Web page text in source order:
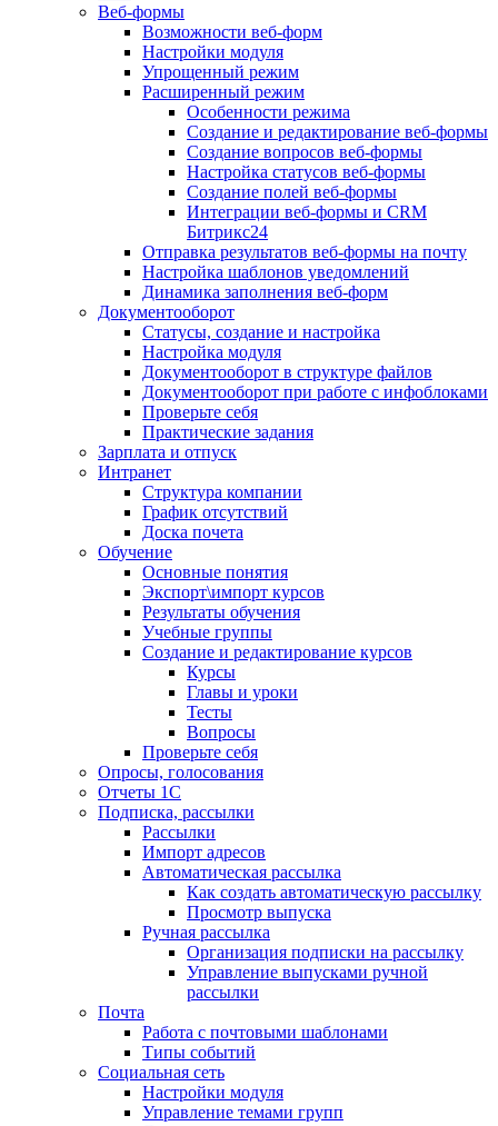
Веб-формы
Возможности веб-форм
Настройки модуля
Упрощенный режим
Расширенный режим
Особенности режима
Создание и редактирование веб-формы
Создание вопросов веб-формы
Настройка статусов веб-формы
Создание полей веб-формы
Интеграции веб-формы и CRM
Битрикс24
Отправка результатов веб-формы на почту
Настройка шаблонов уведомлений
Динамика заполнения веб-форм
Документооборот
Статусы, создание и настройка
Настройка модуля
Документооборот в структуре файлов
Документооборот при работе с инфоблоками
Проверьте себя
Практические задания
Зарплата и отпуск
Интранет
Структура компании
График отсутствий
Доска почета
Обучение
Основные понятия
Экспорт\импорт курсов
Результаты обучения
Учебные группы
Создание и редактирование курсов
Курсы
Главы и уроки
Тесты
Вопросы
Проверьте себя
Опросы, голосования
Отчеты 1С
Подписка, рассылки
Рассылки
Импорт адресов
Автоматическая рассылка
Как создать автоматическую рассылку
Просмотр выпуска
Ручная рассылка
Организация подписки на рассылку
Управление выпусками ручной
рассылки
Почта
Работа с почтовыми шаблонами
Типы событий
Социальная сеть
Настройки модуля
Управление темами групп